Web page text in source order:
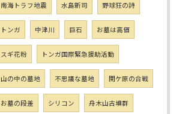
南海トラフ地震 水島新司 野球狂の詩
トンガ 中津川 巨石 お墓は高価
スギ花粉 トンガ国際緊急援助活動
山の中の墓地 不思議な墓地 関ケ原の合戦
お墓の段差 シリコン 舟木山古墳群